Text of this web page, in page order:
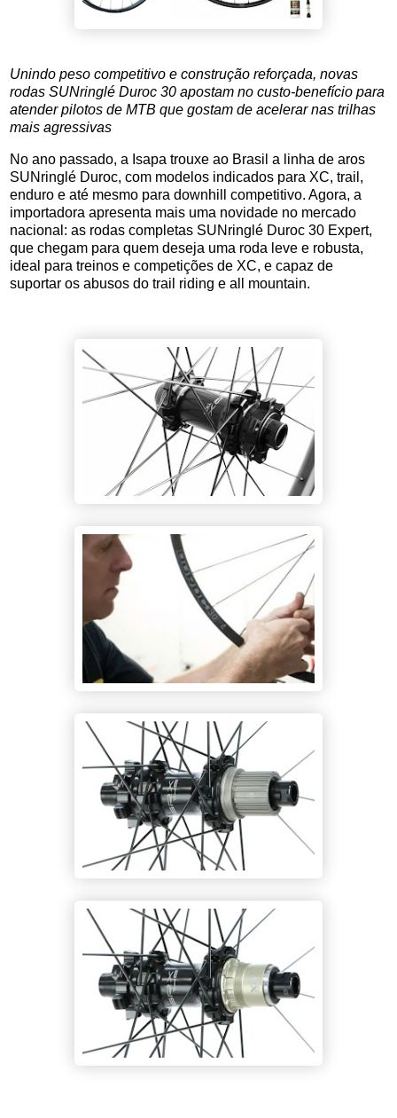
Unindo peso competitivo e construção reforçada, novas
rodas SUNringlé Duroc 30 apostam no custo-benefício para
atender pilotos de MTB que gostam de acelerar nas trilhas
mais agressivas
No ano passado, a Isapa trouxe ao Brasil a linha de aros
SUNringlé Duroc, com modelos indicados para XC, trail,
enduro e até mesmo para downhill competitivo. Agora, a
importadora apresenta mais uma novidade no mercado
nacional: as rodas completas SUNringlé Duroc 30 Expert,
que chegam para quem deseja uma roda leve e robusta,
ideal para treinos e competições de XC, e capaz de
suportar os abusos do trail riding e all mountain.